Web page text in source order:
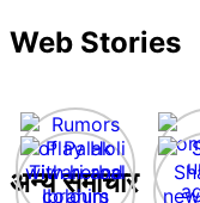
Web Stories
अन्य समाचार